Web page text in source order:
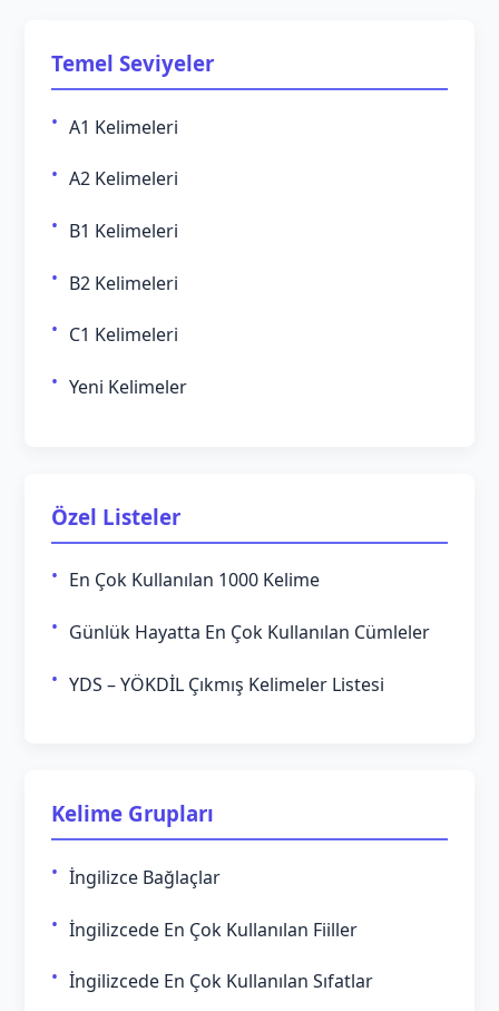
Temel Seviyeler
A1 Kelimeleri
A2 Kelimeleri
B1 Kelimeleri
B2 Kelimeleri
C1 Kelimeleri
Yeni Kelimeler
Özel Listeler
En Çok Kullanılan 1000 Kelime
Günlük Hayatta En Çok Kullanılan Cümleler
YDS – YÖKDİL Çıkmış Kelimeler Listesi
Kelime Grupları
İngilizce Bağlaçlar
İngilizcede En Çok Kullanılan Fiiller
İngilizcede En Çok Kullanılan Sıfatlar